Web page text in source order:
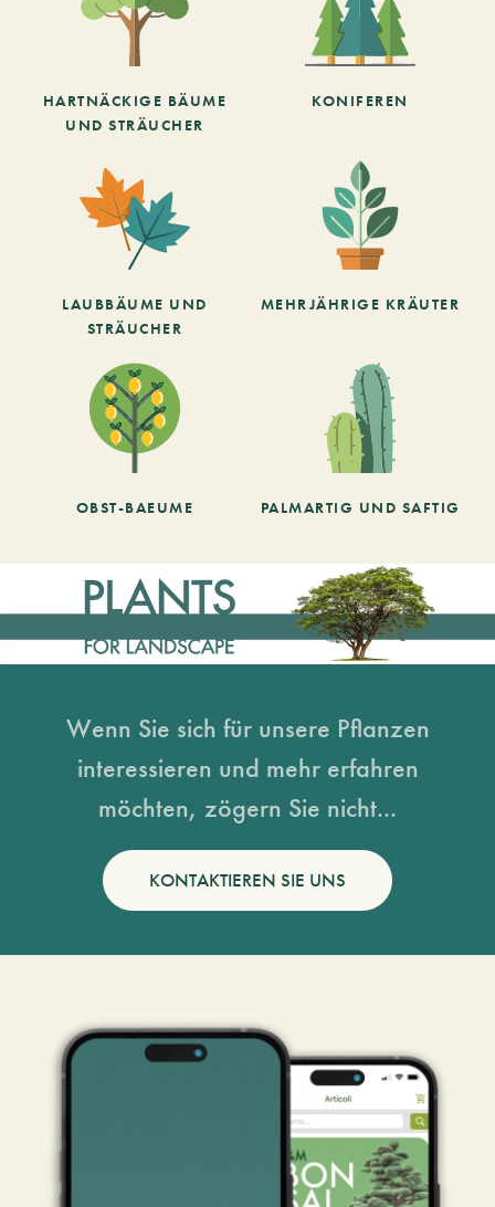
HARTNÄCKIGE BÄUME
UND STRÄUCHER
KONIFEREN
LAUBBÄUME UND
STRÄUCHER
MEHRJÄHRIGE KRÄUTER
OBST-BAEUME PALMARTIG UND SAFTIG
Wenn Sie sich für unsere Pflanzen
interessieren und mehr erfahren
möchten, zögern Sie nicht...
KONTAKTIEREN SIE UNS